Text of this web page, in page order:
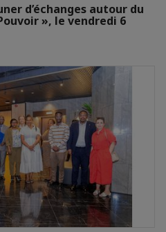
d’échanges autour du
», le vendredi 6